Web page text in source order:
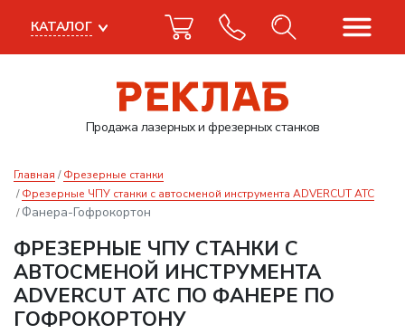
Продажа лазерныхи фрезерных станков
КАТАЛОГ
Главная
Фрезерные станки
Фрезерные ЧПУ станки с автосменой инструмента ADVERCUT ATC
Фанера-Гофрокортон
ФРЕЗЕРНЫЕ ЧПУ СТАНКИ С
АВТОСМЕНОЙ ИНСТРУМЕНТА
ADVERCUT ATC ПО ФАНЕРЕ ПО
ГОФРОКОРТОНУ